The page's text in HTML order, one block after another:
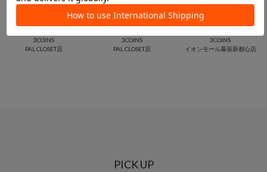
3COINS
PAL CLOSET店
3COINS
PAL CLOSET店
3COINS
イオンモール幕張新都心店
PICK UP